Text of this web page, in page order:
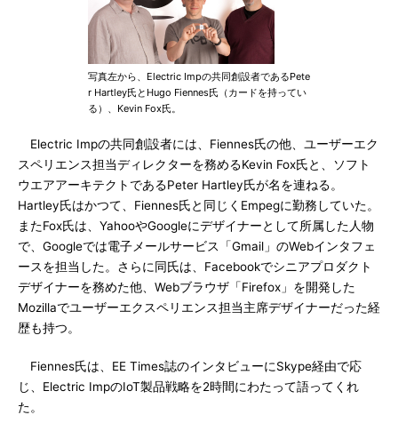
写真左から、Electric Impの共同創設者であるPete
r Hartley氏とHugo Fiennes氏（カードを持ってい
る）、Kevin Fox氏。
Electric Impの共同創設者には、Fiennes氏の他、ユーザーエク
スペリエンス担当ディレクターを務めるKevin Fox氏と、ソフト
ウエアアーキテクトであるPeter Hartley氏が名を連ねる。
Hartley氏はかつて、Fiennes氏と同じくEmpegに勤務していた。
またFox氏は、YahooやGoogleにデザイナーとして所属した人物
で、Googleでは電子メールサービス「Gmail」のWebインタフェ
ースを担当した。さらに同氏は、Facebookでシニアプロダクト
デザイナーを務めた他、Webブラウザ「Firefox」を開発した
Mozillaでユーザーエクスペリエンス担当主席デザイナーだった経
歴も持つ。
Fiennes氏は、EE Times誌のインタビューにSkype経由で応
じ、Electric ImpのIoT製品戦略を2時間にわたって語ってくれ
た。